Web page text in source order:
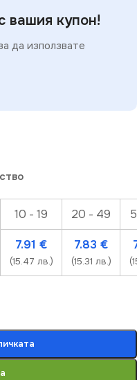
вашия купон!
да използвате
10 - 19 20 - 49
7.91 €
(15.47 лв.)
7.83 €
(15.31 лв.)